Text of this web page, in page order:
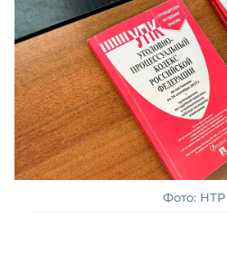
Фото: НТР